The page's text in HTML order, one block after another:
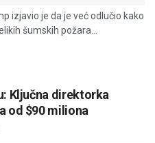
izjavio je da je već odlučio kako
šumskih požara...
Ključna direktorka
od $90 miliona